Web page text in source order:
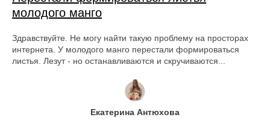
молодого манго
Здравствуйте. Не могу найти такую проблему на просторах
интернета. У молодого манго перестали формироваться
листья. Лезут - но останавливаются и скручиваются...
Екатерина Антюхова